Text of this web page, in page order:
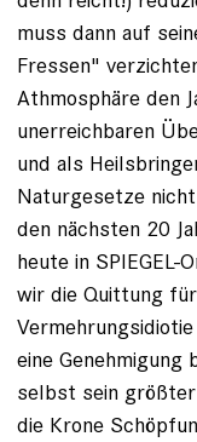
muss dann auf
Fressen"
Athmosphäre den
unerreichbaren
und als
Naturgesetze
den nächsten 20
heute in SPIEGEL-
wir die Quittung
eine
selbst sein größter
die Krone